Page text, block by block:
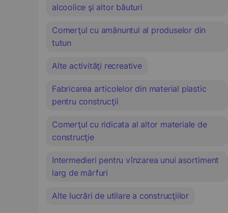
alcoolice şi altor băuturi
Comerţul cu amănuntul al produselor din
tutun
Alte activităţi recreative
Fabricarea articolelor din material plastic
pentru construcţii
Comerţul cu ridicata al altor materiale de
construcţie
Intermedieri pentru vînzarea unui asortiment
larg de mărfuri
Alte lucrări de utilare a construcţiilor